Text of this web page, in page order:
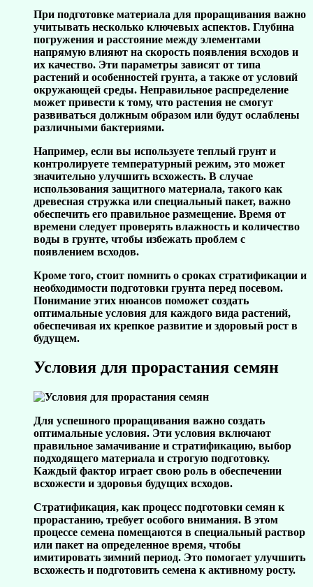
При подготовке материала для проращивания важно
учитывать несколько ключевых аспектов. Глубина
погружения и расстояние между элементами
напрямую влияют на скорость появления всходов и
их качество. Эти параметры зависят от типа
растений и особенностей грунта, а также от условий
окружающей среды. Неправильное распределение
может привести к тому, что растения не смогут
развиваться должным образом или будут ослаблены
различными бактериями.
Например, если вы используете теплый грунт и
контролируете температурный режим, это может
значительно улучшить всхожесть. В случае
использования защитного материала, такого как
древесная стружка или специальный пакет, важно
обеспечить его правильное размещение. Время от
времени следует проверять влажность и количество
воды в грунте, чтобы избежать проблем с
появлением всходов.
Кроме того, стоит помнить о сроках стратификации и
необходимости подготовки грунта перед посевом.
Понимание этих нюансов поможет создать
оптимальные условия для каждого вида растений,
обеспечивая их крепкое развитие и здоровый рост в
будущем.
Условия для прорастания семян
Для успешного проращивания важно создать
оптимальные условия. Эти условия включают
правильное замачивание и стратификацию, выбор
подходящего материала и строгую подготовку.
Каждый фактор играет свою роль в обеспечении
всхожести и здоровья будущих всходов.
Стратификация, как процесс подготовки семян к
прорастанию, требует особого внимания. В этом
процессе семена помещаются в специальный раствор
или пакет на определенное время, чтобы
имитировать зимний период. Это помогает улучшить
всхожесть и подготовить семена к активному росту.